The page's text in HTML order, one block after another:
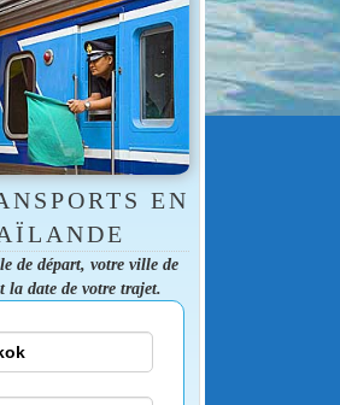
EN
de départ, votre ville de
la date de votre trajet.